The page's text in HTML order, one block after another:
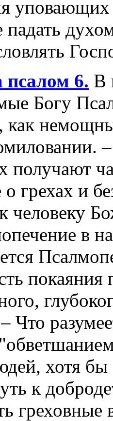
уповающих
падать
6. В
Богу
получают
грехах и
человеку
в
покаяния
Что
хотя
к